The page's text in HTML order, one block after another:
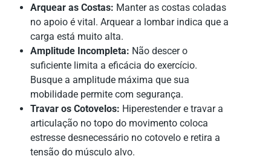
Arquear as Costas: Manter as costas coladas
no apoio é vital. Arquear a lombar indica que a
carga está muito alta.
Amplitude Incompleta: Não descer o
suficiente limita a eficácia do exercício.
Busque a amplitude máxima que sua
mobilidade permite com segurança.
Travar os Cotovelos: Hiperestender e travar a
articulação no topo do movimento coloca
estresse desnecessário no cotovelo e retira a
tensão do músculo alvo.